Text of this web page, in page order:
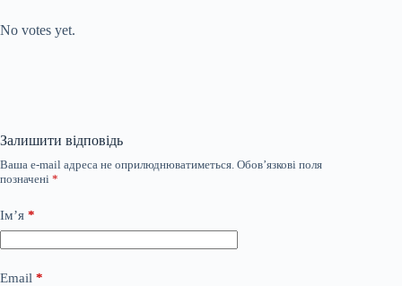
No votes yet.
Залишити відповідь
Ваша e-mail адреса не оприлюднюватиметься. Обов’язкові поля
позначені *
Ім’я *
Email *